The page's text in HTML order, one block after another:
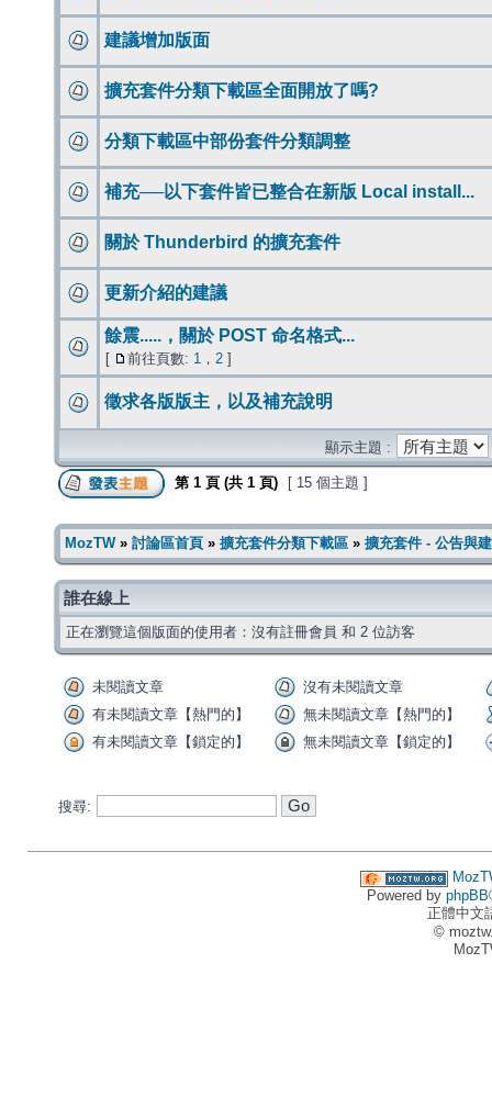
建議增加版面
擴充套件分類下載區全面開放了嗎?
分類下載區中部份套件分類調整
補充──以下套件皆已整合在新版 Local install...
關於 Thunderbird 的擴充套件
更新介紹的建議
餘震.....，關於 POST 命名格式...
[ 前往頁數: 1 ， 2 ]
徵求各版版主，以及補充說明
顯示主題 :
第 1 頁 (共 1 頁) [ 15 個主題 ]
MozTW» 討論區首頁 » 擴充套件分類下載區 » 擴充套件 - 公告與
誰在線上
正在瀏覽這個版面的使用者：沒有註冊會員 和 2 位訪客
未閱讀文章
沒有未閱讀文章
有未閱讀文章【熱門的】
無未閱讀文章【熱門的】
有未閱讀文章【鎖定的】
無未閱讀文章【鎖定的】
搜尋:
Powered by phpBB
正體中文
©